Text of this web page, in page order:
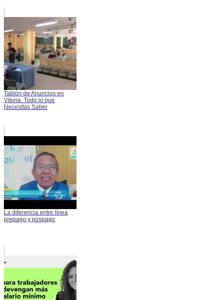
Tablón de Anuncios en
Vitoria: Todo lo que
Necesitas Saber
La diferencia entre línea
prepago y pospago